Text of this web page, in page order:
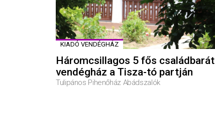
KIADÓ VENDÉGHÁZ
Háromcsillagos 5 fős családbarát
vendégház a Tisza-tó partján
Tulipános Pihenőház Abádszalók